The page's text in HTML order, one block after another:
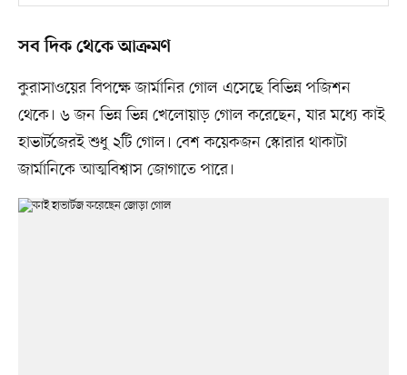
সব দিক থেকে আক্রমণ
কুরাসাওয়ের বিপক্ষে জার্মানির গোল এসেছে বিভিন্ন পজিশন
থেকে। ৬ জন ভিন্ন ভিন্ন খেলোয়াড় গোল করেছেন, যার মধ্যে কাই
হাভার্টজেরই শুধু ২টি গোল। বেশ কয়েকজন স্কোরার থাকাটা
জার্মানিকে আত্মবিশ্বাস জোগাতে পারে।